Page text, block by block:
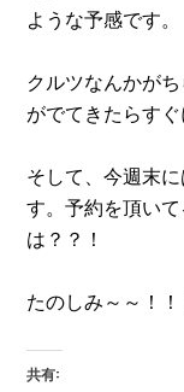
ような予感です。
クルツなんかが
がでてきたらす
そして、今週末
す。予約を頂い
は？？！
たのしみ～～！！
共有: